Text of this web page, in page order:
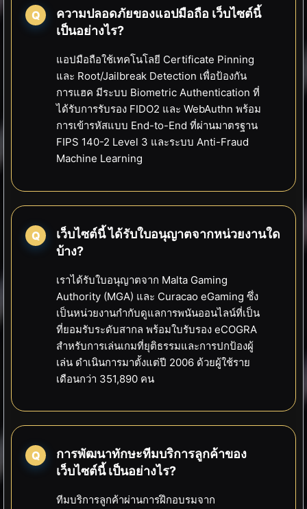
ความปลอดภัยของแอปมือถือ เว็บไซต์นี้
เป็นอย่างไร?
แอปมือถือใช้เทคโนโลยี Certificate Pinning
และ Root/Jailbreak Detection เพื่อป้องกัน
การแฮค มีระบบ Biometric Authentication ที่
ได้รับการรับรอง FIDO2 และ WebAuthn พร้อม
การเข้ารหัสแบบ End-to-End ที่ผ่านมาตรฐาน
FIPS 140-2 Level 3 และระบบ Anti-Fraud
Machine Learning
เว็บไซต์นี้ ได้รับใบอนุญาตจากหน่วยงานใด
บ้าง?
เราได้รับใบอนุญาตจาก Malta Gaming
Authority (MGA) และ Curacao eGaming ซึ่ง
เป็นหน่วยงานกำกับดูแลการพนันออนไลน์ที่เป็น
ที่ยอมรับระดับสากล พร้อมใบรับรอง eCOGRA
สำหรับการเล่นเกมที่ยุติธรรมและการปกป้องผู้
เล่น ดำเนินการมาตั้งแต่ปี 2006 ด้วยผู้ใช้ราย
เดือนกว่า 351,890 คน
การพัฒนาทักษะทีมบริการลูกค้าของ
เว็บไซต์นี้ เป็นอย่างไร?
ทีมบริการลูกค้าผ่านการฝึกอบรมจาก